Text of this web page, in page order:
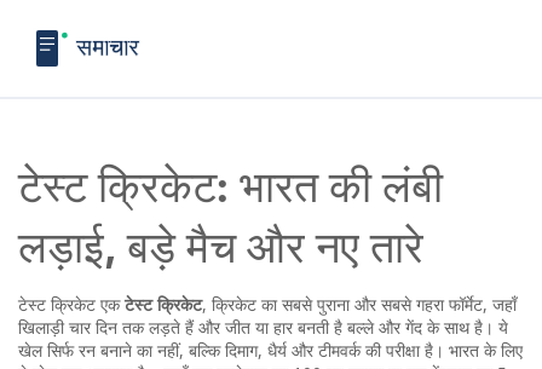
टेस्ट क्रिकेट: भारत की लंबी
लड़ाई, बड़े मैच और नए तारे
टेस्ट क्रिकेट एकटेस्ट क्रिकेट, क्रिकेट का सबसे पुराना और सबसे गहरा फॉर्मेट, जहाँ
खिलाड़ी चार दिन तक लड़ते हैं और जीत या हार बनती है बल्ले और गेंद के साथहै। ये
खेल सिर्फ रन बनाने का नहीं, बल्कि दिमाग, धैर्य और टीमवर्क की परीक्षा है। भारत के लिए